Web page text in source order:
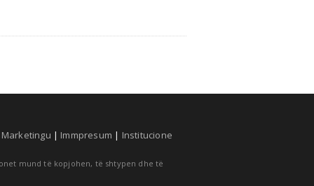
Marketingu | Immpresum | Institucione
mund të kopjohen, të shtypen dhe të